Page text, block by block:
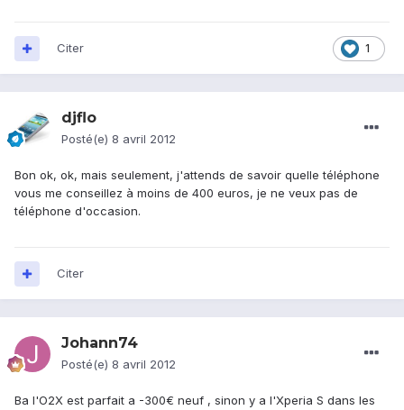
1
Citer
djflo
Posté(e) 8 avril 2012
Bon ok, ok, mais seulement, j'attends de savoir quelle téléphone
vous me conseillez à moins de 400 euros, je ne veux pas de
téléphone d'occasion.
Citer
Johann74
Posté(e) 8 avril 2012
Ba l'O2X est parfait a -300€ neuf , sinon y a l'Xperia S dans les